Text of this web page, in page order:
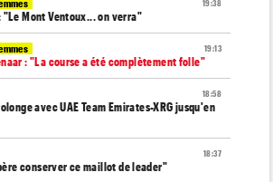
19:38
"Le Mont Ventoux... on verra"
19:13
: "La course a été complètement folle"
18:58
avec UAE Team Emirates-XRG jusqu'en
18:37
conserver ce maillot de leader"